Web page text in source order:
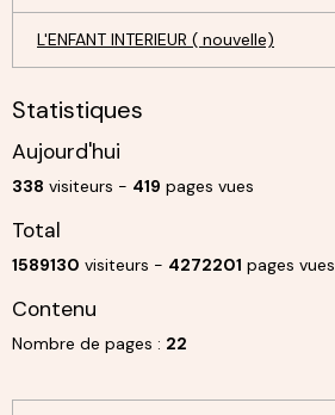
L'ENFANT INTERIEUR ( nouvelle)
Statistiques
Aujourd'hui
338 visiteurs - 419 pages vues
Total
1589130 visiteurs - 4272201 pages vues
Contenu
Nombre de pages : 22